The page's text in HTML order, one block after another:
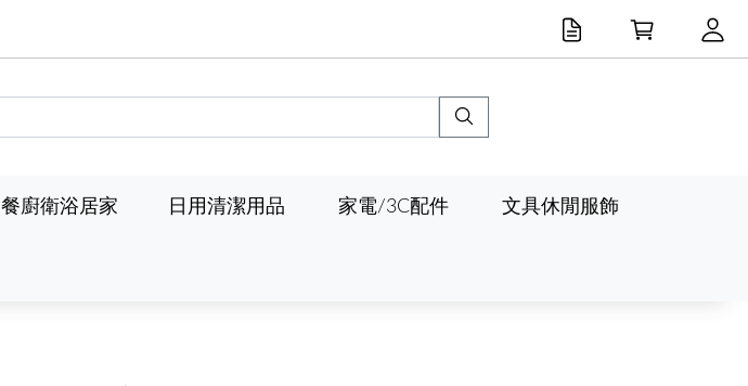
餐廚衛浴居家 日用清潔用品 家電/3C配件 文具休閒服飾